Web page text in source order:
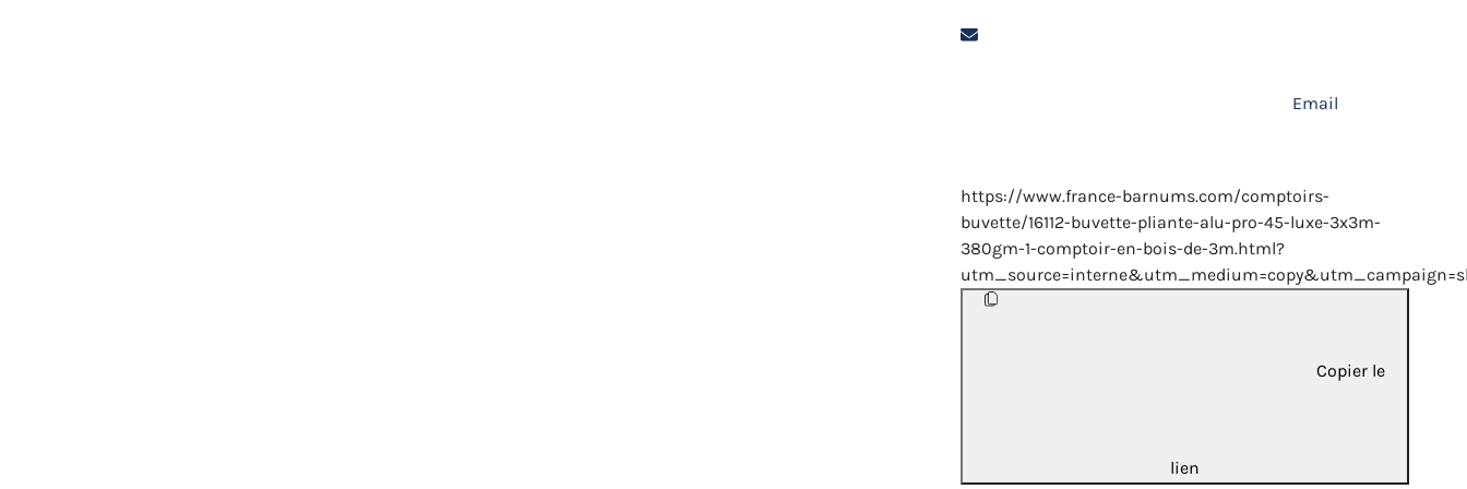
Email
https://www.france-barnums.com/comptoirs-
buvette/16112-buvette-pliante-alu-pro-45-luxe-3x3m-
380gm-1-comptoir-en-bois-de-3m.html?
Copier le
lien